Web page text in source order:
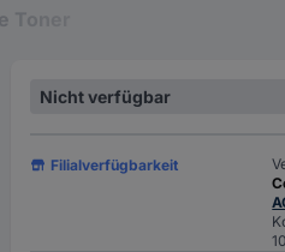
Toner
Nicht verfügbar
Filialverfügbarkeit